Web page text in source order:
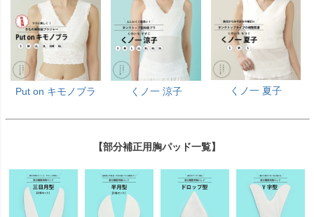
Put on キモノブラ くノ一 涼子 くノ一 夏子
【部分補正用胸パッド一覧】